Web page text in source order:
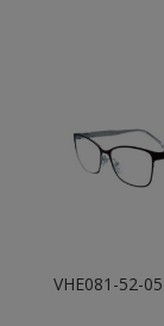
VHE081-52-